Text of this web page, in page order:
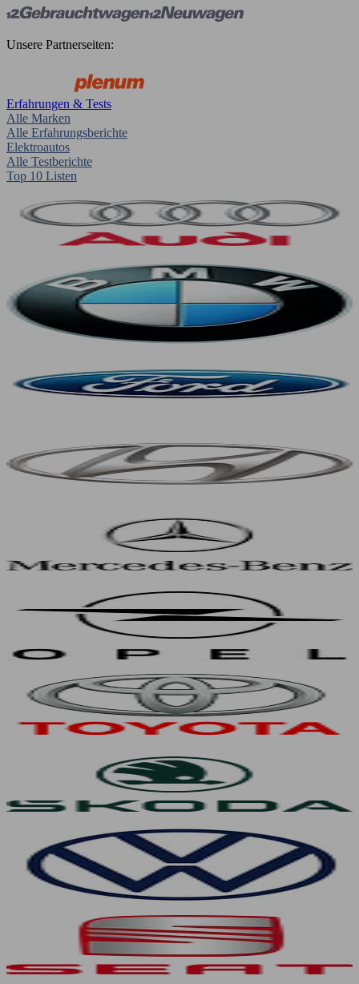
Unsere Partnerseiten:
Erfahrungen & Tests
Alle Marken
Alle Erfahrungsberichte
Elektroautos
Alle Testberichte
Top 10 Listen